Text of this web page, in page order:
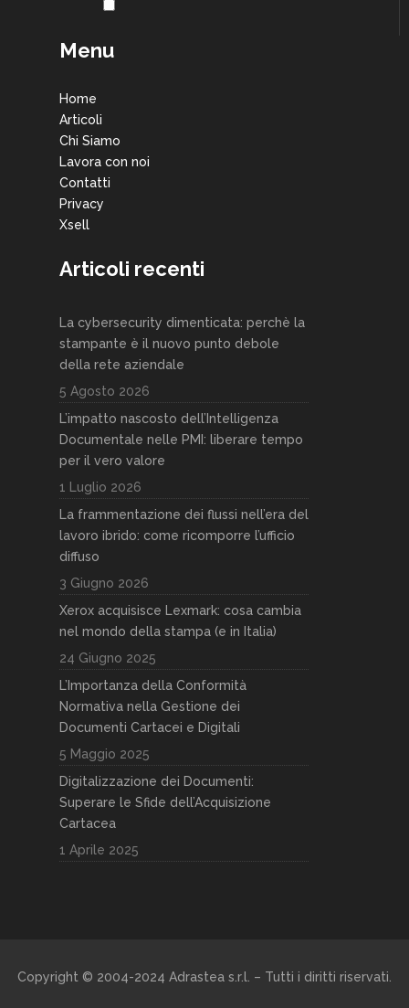
Menu
Home
Articoli
Chi Siamo
Lavora con noi
Contatti
Privacy
Xsell
Articoli recenti
La cybersecurity dimenticata: perchè la
stampante è il nuovo punto debole
della rete aziendale
5 Agosto 2026
L’impatto nascosto dell’Intelligenza
Documentale nelle PMI: liberare tempo
per il vero valore
1 Luglio 2026
La frammentazione dei flussi nell’era del
lavoro ibrido: come ricomporre l’ufficio
diffuso
3 Giugno 2026
Xerox acquisisce Lexmark: cosa cambia
nel mondo della stampa (e in Italia)
24 Giugno 2025
L’Importanza della Conformità
Normativa nella Gestione dei
Documenti Cartacei e Digitali
5 Maggio 2025
Digitalizzazione dei Documenti:
Superare le Sfide dell’Acquisizione
Cartacea
1 Aprile 2025
Copyright © 2004-2024 Adrastea s.r.l. – Tutti i diritti riservati.